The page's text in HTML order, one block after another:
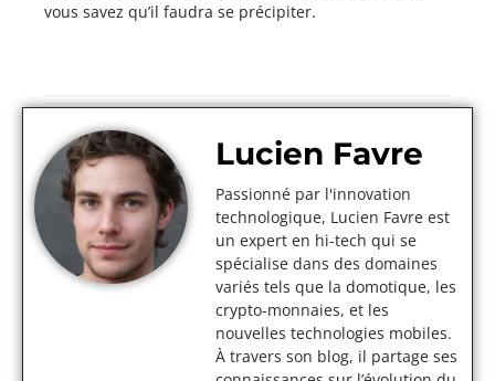
vous savez qu’il faudra se précipiter.
Lucien Favre
Passionné par l'innovation
technologique, Lucien Favre est
un expert en hi-tech qui se
spécialise dans des domaines
variés tels que la domotique, les
crypto-monnaies, et les
nouvelles technologies mobiles.
À travers son blog, il partage ses